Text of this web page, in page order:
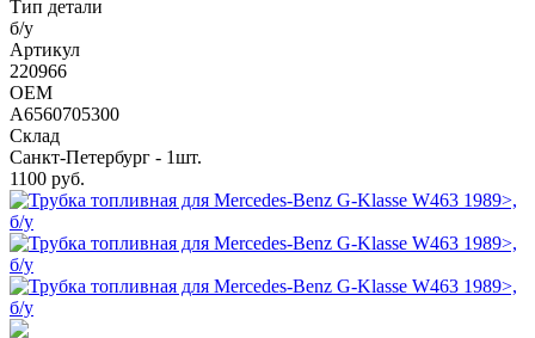
Тип детали
б/у
Артикул
220966
OEM
A6560705300
Склад
Санкт-Петербург - 1шт.
1100 руб.